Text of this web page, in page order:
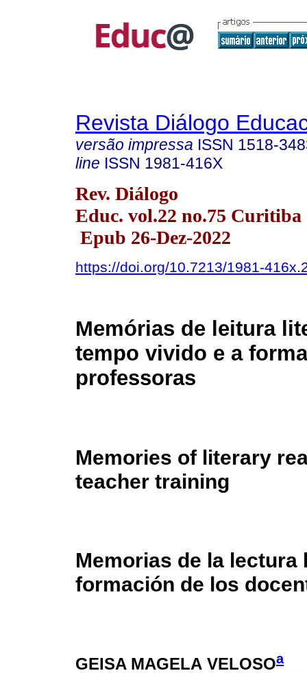
Revista Diálogo
versão impressa ISSN 1518-
line ISSN 1981-416X
Rev. Diálogo
Educ. vol.22 no.75 Curitiba
Epub 26-Dez-2022
https://doi.org/10.7213/1981-
Memórias de leitura
tempo vivido e a
professoras
Memories of literary
teacher training
Memorias de la
formación de los
GEISA MAGELA VELOSOa